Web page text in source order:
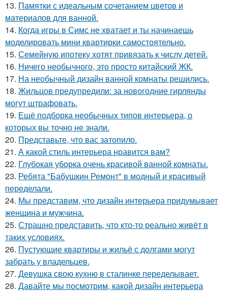
13. Памятки с идеальным сочетанием цветов и
материалов для ванной.
14. Когда игры в Симс не хватает и ты начинаешь
моделировать мини квартирки самостоятельно.
15. Семейную ипотеку хотят привязать к числу детей.
16. Ничего необычного, это просто китайский ЖК.
17. На необычный дизайн ванной комнаты решились.
18. Жильцов предупредили: за новогодние гирлянды
могут штрафовать.
19. Ещё подборка необычных типов интерьера, о
которых вы точно не знали.
20. Представьте, что вас затопило.
21. А какой стиль интерьера нравится вам?
22. Глубокая уборка очень красивой ванной комнаты.
23. Ребята "Бабушкин Ремонт" в модный и красивый
переделали.
24. Мы представим, что дизайн интерьера придумывает
женщина и мужчина.
25. Страшно представить, что кто-то реально живёт в
таких условиях.
26. Пустующие квартиры и жильё с долгами могут
забрать у владельцев.
27. Девушка свою кухню в сталинке переделывает.
28. Давайте мы посмотрим, какой дизайн интерьера